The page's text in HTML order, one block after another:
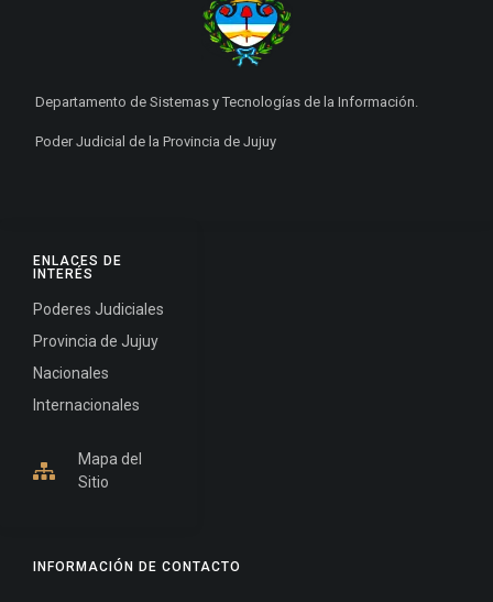
INFORMACIÓN DE CONTACTO
ENLACES DE
INTERÉS
Poderes Judiciales
Provincia de Jujuy
Nacionales
Internacionales
Mapa del
Sitio
Departamento de Sistemas y Tecnologías de la Información.
Poder Judicial de la Provincia de Jujuy